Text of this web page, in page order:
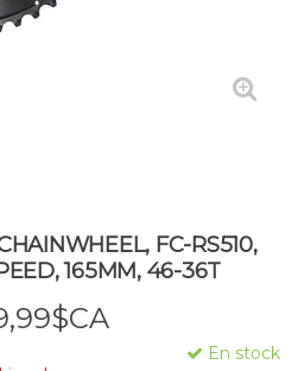
FC-RS510,
165MM, 46-36T
En stock